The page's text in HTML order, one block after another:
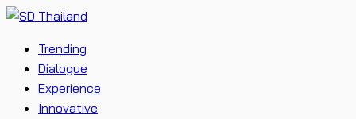
Trending
Dialogue
Experience
Innovative